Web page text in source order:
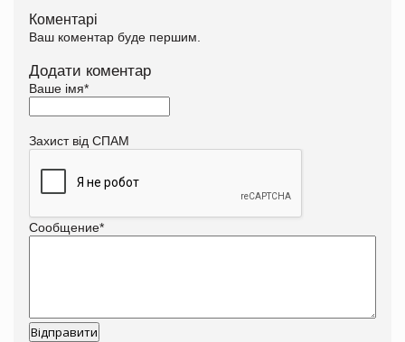
Коментарі
Ваш коментар буде першим.
Додати коментар
Ваше імя*
Захист від СПАМ
Сообщение*